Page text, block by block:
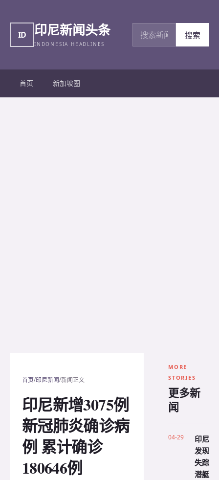
ID 印尼新闻头条
INDONESIA HEADLINES
搜索新闻
搜索
首页 新加坡圈
首页/印尼新闻/新闻正文
印尼新增3075例
新冠肺炎确诊病
例 累计确诊
180646例
MORE
STORIES
更多新
闻
04-29
印尼
发现
失踪
潜艇